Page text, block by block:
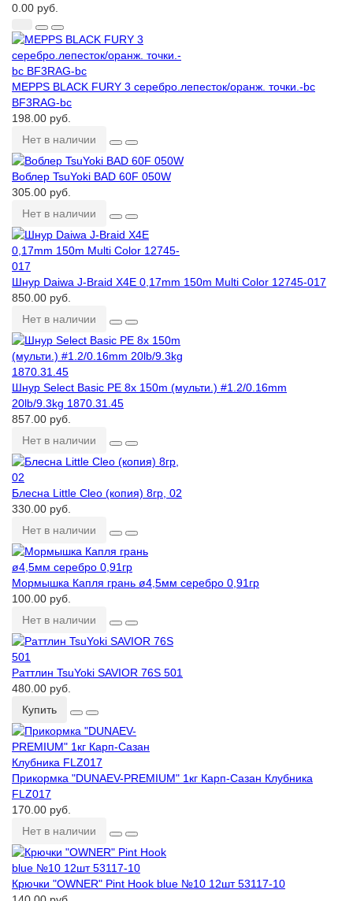
0.00 руб.
MEPPS BLACK FURY 3 серебро.лепесток/оранж. точки.-bc
BF3RAG-bc
198.00 руб.
Нет в наличии
Воблер TsuYoki BAD 60F 050W
305.00 руб.
Нет в наличии
Шнур Daiwa J-Braid X4E 0,17mm 150m Multi Color 12745-017
850.00 руб.
Нет в наличии
Шнур Select Basic PE 8x 150m (мульти.) #1.2/0.16mm
20lb/9.3kg 1870.31.45
857.00 руб.
Нет в наличии
Блесна Little Cleo (копия) 8гр, 02
330.00 руб.
Нет в наличии
Мормышка Капля грань ø4,5мм серебро 0,91гр
100.00 руб.
Нет в наличии
Раттлин TsuYoki SAVIOR 76S 501
480.00 руб.
Купить
Прикормка ʺDUNAEV-PREMIUMʺ 1кг Карп-Сазан Клубника
FLZ017
170.00 руб.
Нет в наличии
Крючки ʺOWNERʺ Pint Hook blue №10 12шт 53117-10